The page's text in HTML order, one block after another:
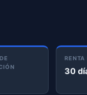
30